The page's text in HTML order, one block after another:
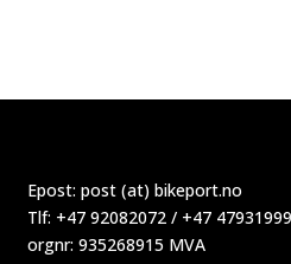
Epost: post (at) bikeport.no
Tlf: +47 92082072 / +47 47931999
orgnr: 935268915 MVA